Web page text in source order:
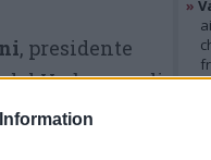
, presidente
Verbano, e di
dei
della Cer
»